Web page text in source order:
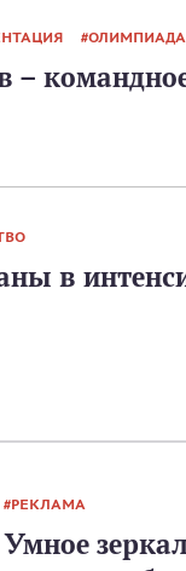
ОЛИМПИАДА
–
в
РЕКЛАМА
Умное